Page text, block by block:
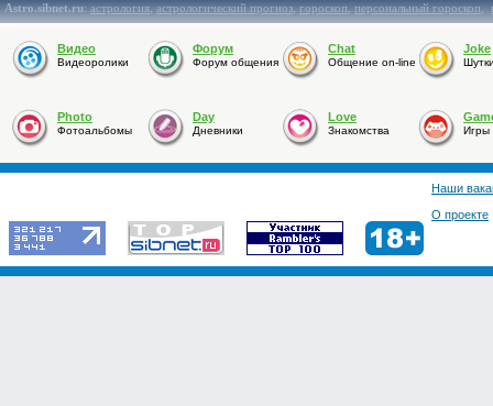
Astro.sibnet.ru:астрология,астрологический прогноз,гороскоп,персональный гороскоп,
Видео
Видеоролики
Форум
Форум общения
Chat
Общение on-line
Joke
Photo
Фотоальбомы
Day
Дневники
Love
Знакомства Игры
Наши
О проекте